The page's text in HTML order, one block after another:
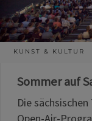
KUNST & KULTUR
Sommer auf
Die